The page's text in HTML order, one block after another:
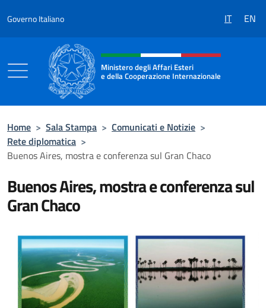
Governo Italiano IT EN
Intestazione sito, social e menù
Ministero degli Affari Esteri
e della Cooperazione Internazionale
Home > Sala Stampa > Comunicati e Notizie >
Rete diplomatica >
Buenos Aires, mostra e conferenza sul Gran Chaco
Buenos Aires, mostra e conferenza sul
Gran Chaco